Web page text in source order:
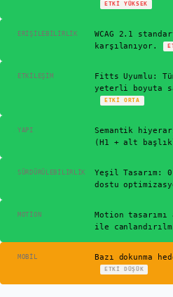
ETKIYÜKSEK
ERIŞILEBILIRLIK
WCAG 2.1
karşılanıyor.
ETKILEŞIM
Fitts Uyumlu:
yeterli boyuta
ETKIORTA
YAPI
Semantik
(H1 + alt
SÜRDÜRÜLEBILIRLIK
Yeşil Tasarım:
dostu
MOTION
Motion
ile
MOBIL Bazı dokunma
ETKI DÜŞÜK